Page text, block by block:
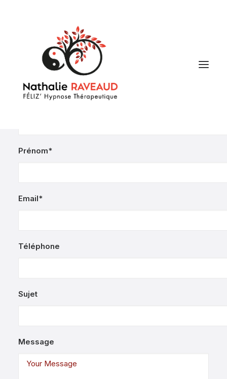
Prénom*
Email*
Téléphone
Sujet
Message